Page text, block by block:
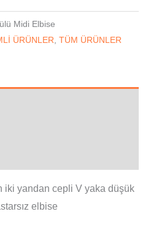
Midi Elbise
ÜRÜNLER TÜM ÜRÜNLER
iki yandan cepli V yaka düşük
elbise